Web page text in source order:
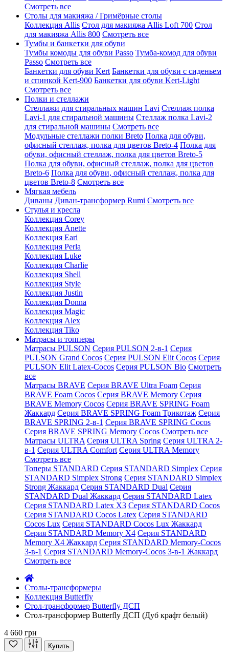
Смотреть все
Столы для макияжа / Гримёрные столы
Коллекция Allis Стол для макияжа Allis Loft 700 Стол
для макияжа Allis 800 Смотреть все
Тумбы и банкетки для обуви
Тумбы комоды для обуви Passo Тумба-комод для обуви
Passo Смотреть все
Банкетки для обуви Kert Банкетки для обуви с сиденьем
и спинкой Kert-900 Банкетки для обуви Kert-Light
Смотреть все
Полки и стеллажи
Стеллажи для стиральных машин Lavi Стеллаж полка
Lavi-1 для стиральной машины Стеллаж полка Lavi-2
для стиральной машины Смотреть все
Модульные стеллажи полки Breto Полка для обуви,
офисный стеллаж, полка для цветов Breto-4 Полка для
обуви, офисный стеллаж, полка для цветов Breto-5
Полка для обуви, офисный стеллаж, полка для цветов
Breto-6 Полка для обуви, офисный стеллаж, полка для
цветов Breto-8 Смотреть все
Мягкая мебель
Диваны Диван-трансформер Rumi Смотреть все
Стулья и кресла
Коллекция Corey
Коллекция Anette
Коллекция Eari
Коллекция Perla
Коллекция Luke
Коллекция Charlie
Коллекция Shell
Коллекция Style
Коллекция Justin
Коллекция Donna
Коллекция Magic
Коллекция Alex
Коллекция Tiko
Матрасы и топперы
Матрасы PULSON Серия PULSON 2-в-1 Серия
PULSON Grand Cocos Серия PULSON Elit Cocos Серия
PULSON Elit Latex-Cocos Серия PULSON Bio Смотреть
все
Матрасы BRAVE Серия BRAVE Ultra Foam Серия
BRAVE Foam Cocos Серия BRAVE Memory Серия
BRAVE Memory Cocos Серия BRAVE SPRING Foam
Жаккард Серия BRAVE SPRING Foam Трикотаж Серия
BRAVE SPRING 2-в-1 Серия BRAVE SPRING Cocos
Серия BRAVE SPRING Memory Cocos Смотреть все
Матрасы ULTRA Серия ULTRA Spring Серия ULTRA 2-
в-1 Серия ULTRA Comfort Серия ULTRA Memory
Смотреть все
Топеры STANDARD Серия STANDARD Simplex Серия
STANDARD Simplex Strong Серия STANDARD Simplex
Strong Жаккард Серия STANDARD Dual Серия
STANDARD Dual Жаккард Серия STANDARD Latex
Серия STANDARD Latex X3 Серия STANDARD Cocos
Серия STANDARD Cocos Latex Серия STANDARD
Cocos Lux Серия STANDARD Cocos Lux Жаккард
Серия STANDARD Memory X4 Серия STANDARD
Memory X4 Жаккард Серия STANDARD Memory-Cocos
3-в-1 Серия STANDARD Memory-Cocos 3-в-1 Жаккард
Смотреть все
Cтолы-трансформеры
Коллекция Butterfly
Стол-трансформер Butterfly ДСП
Стол-трансформер Butterfly ДСП (Дуб крафт белый)
4 660 грн
Купить